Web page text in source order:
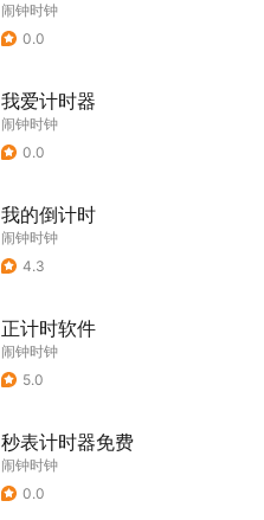
闹钟时钟
0.0
我爱计时器
闹钟时钟
0.0
我的倒计时
闹钟时钟
4.3
正计时软件
闹钟时钟
5.0
秒表计时器免费
闹钟时钟
0.0